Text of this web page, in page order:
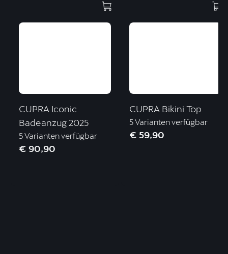
CUPRA Iconic
Badeanzug 2025
5 Varianten verfügbar
€ 90,90
CUPRA Bikini Top
5 Varianten verfügbar
€ 59,90